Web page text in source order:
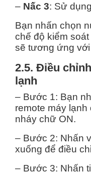
– Nấc 3: Sử dụng
Bạn nhấn chọn
chế độ kiểm
sẽ tương ứng
2.5. Điều
lạnh
– Bước 1: Bạn
remote máy
nháy chữ ON.
– Bước 2: Nhấn
xuống để điều
– Bước 3: Nhấn